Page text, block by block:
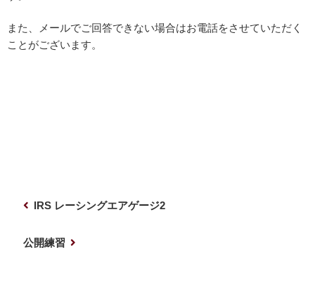
また、メールでご回答できない場合はお電話をさせていただく
ことがございます。
IRS レーシングエアゲージ2
公開練習